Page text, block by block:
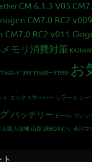
CM 6.1.3 V05
CM7.0 RC2
CM7.0 RC2 v011
モリ消費対策
¥1500〜¥1999 お
イ エックスサーバー シラーズ シー
バッテリー ビール フレン
ル購入候補 山梨 紙BOX有り 金沢マ